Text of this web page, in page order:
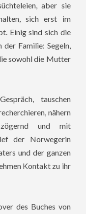
aber sie
sich erst im
Einig sind sich die
Familie: Segeln,
sowohl die Mutter
tauschen
nähern
und mit
der Norwegerin
und der ganzen
Kontakt zu ihr
des Buches von